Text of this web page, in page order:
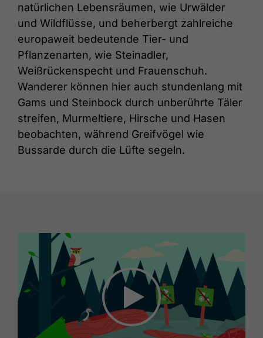
natürlichen Lebensräumen, wie Urwälder
und Wildflüsse, und beherbergt zahlreiche
europaweit bedeutende Tier- und
Pflanzenarten, wie Steinadler,
Weißrückenspecht und Frauenschuh.
Wanderer können hier auch stundenlang mit
Gams und Steinbock durch unberührte Täler
streifen, Murmeltiere, Hirsche und Hasen
beobachten, während Greifvögel wie
Bussarde durch die Lüfte segeln.